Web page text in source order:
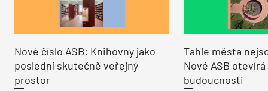
Nové číslo ASB: Knihovny jako
poslední skutečně veřejný
prostor
Tahle města
Nové ASB
budoucnosti